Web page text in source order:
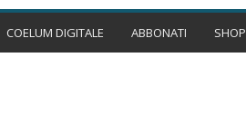
COELUM DIGITALE ABBONATI SHOP